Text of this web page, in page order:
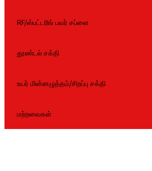
RF/ஸ்பட்டரிங் பவர் சப்ளை
தூண்டல் சக்தி
உயர் மின்னழுத்தம்/சிறப்பு சக்தி
மற்றவைகள்